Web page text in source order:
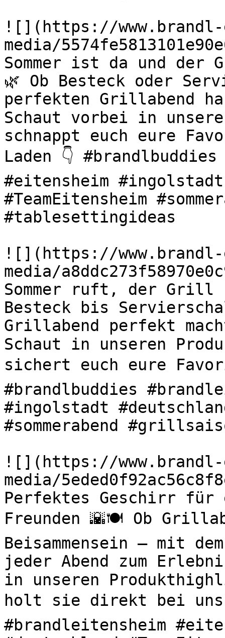
![](https://
media/
Sommer ist da und
🌿 Ob Besteck oder
perfekten Grillabend
Schaut vorbei in
schnappt euch eure
Laden 👇
#eitensheim
#TeamEitensheim
#tablesettingideas
![](https://
media/
Sommer ruft, der Grill
Besteck bis
Grillabend perfekt
Schaut in unseren
sichert euch eure
#brandlbuddies
#ingolstadt
#sommerabend
![](https://
media/
Perfektes Geschirr für
Freunden 🌇🍽️ Ob
Beisammensein – mit
jeder Abend zum
in unseren
holt sie direkt bei uns
#brandleitensheim